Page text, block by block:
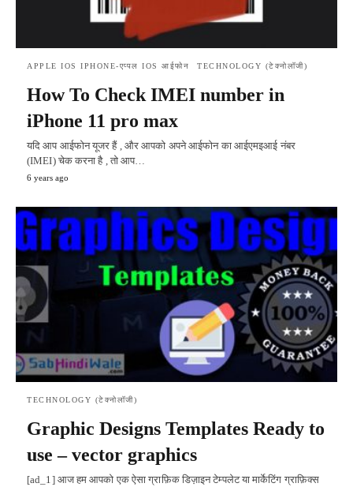
APPLE IOS IPHONE-एप्पल IOS आईफोन TECHNOLOGY (टेक्नोलॉजी)
How To Check IMEI number in
iPhone 11 pro max
यदि आप आईफोन यूजर हैं , और आपको अपने आईफोन का आईएमइआई नंबर
(IMEI) चेक करना है , तो आप…
6 years ago
TECHNOLOGY (टेक्नोलॉजी)
Graphic Designs Templates Ready to
use – vector graphics
[ad_1] आज हम आपको एक ऐसा ग्राफ़िक डिज़ाइन टेम्पलेट या मार्केटिंग ग्राफ़िक्स